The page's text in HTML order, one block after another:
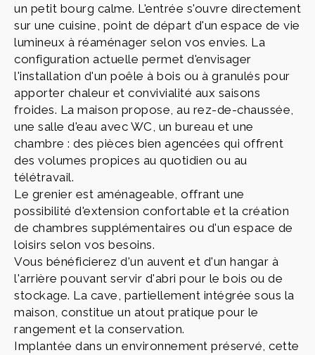
un petit bourg calme. L'entrée s'ouvre directement
sur une cuisine, point de départ d'un espace de vie
lumineux à réaménager selon vos envies. La
configuration actuelle permet d'envisager
l'installation d'un poêle à bois ou à granulés pour
apporter chaleur et convivialité aux saisons
froides. La maison propose, au rez-de-chaussée,
une salle d'eau avec WC, un bureau et une
chambre : des pièces bien agencées qui offrent
des volumes propices au quotidien ou au
télétravail.
Le grenier est aménageable, offrant une
possibilité d'extension confortable et la création
de chambres supplémentaires ou d'un espace de
loisirs selon vos besoins.
Vous bénéficierez d'un auvent et d'un hangar à
l'arrière pouvant servir d'abri pour le bois ou de
stockage. La cave, partiellement intégrée sous la
maison, constitue un atout pratique pour le
rangement et la conservation.
Implantée dans un environnement préservé, cette